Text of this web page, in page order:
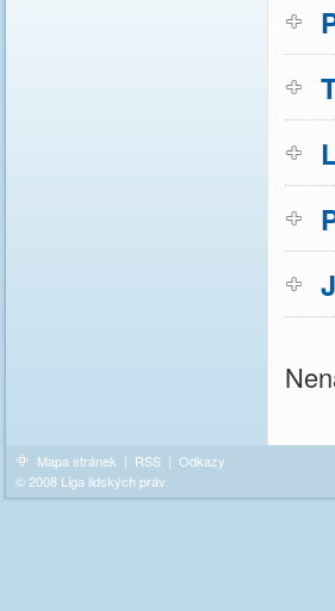
Mapa stránek | RSS | Odkazy
© 2008 Liga lidských práv